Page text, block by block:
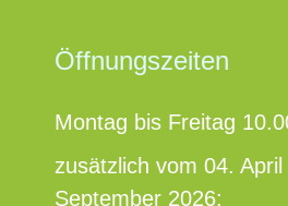
Öffnungszeiten
Montag bis Freitag
zusätzlich vom 04. April
September 2026: